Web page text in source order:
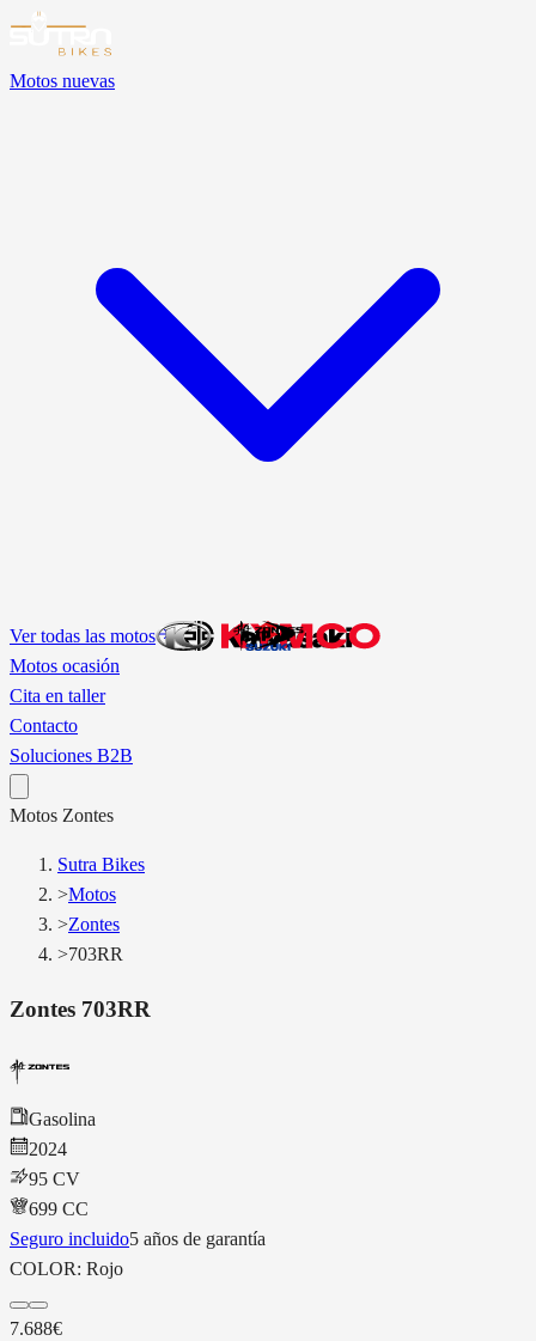
Motos nuevas
Ver todas las motos
Motos ocasión
Cita en taller
Contacto
Soluciones B2B
Motos Zontes
Sutra Bikes
>Motos
>Zontes
>703RR
Zontes 703RR
Gasolina
2024
95 CV
699 CC
Seguro incluido5 años de garantía
COLOR: Rojo
7.688€